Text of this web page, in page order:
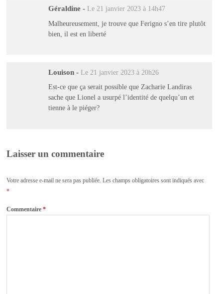
Géraldine - Le 21 janvier 2023 à 14h47
Malheureusement, je trouve que Ferigno s’en tire plutôt
bien, il est en liberté
Louison - Le 21 janvier 2023 à 20h26
Est-ce que ça serait possible que Zacharie Landiras
sache que Lionel a usurpé l’identité de quelqu’un et
tienne à le piéger?
Laisser un commentaire
Votre adresse e-mail ne sera pas publiée. Les champs obligatoires sont indiqués avec
*
Commentaire*